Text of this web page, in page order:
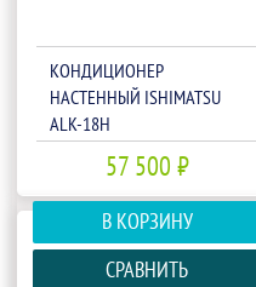
КОНДИЦИОНЕР
НАСТЕННЫЙ ISHIMATSU
ALK-18H
57 500 ₽
В КОРЗИНУ
СРАВНИТЬ